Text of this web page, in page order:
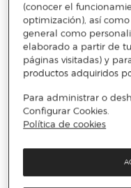
(conocer el
optimización), así
general como
elaborado a partir de
páginas visitadas) y
productos adquiridos
Para administrar o
Configurar Cookies.
Política de cookies